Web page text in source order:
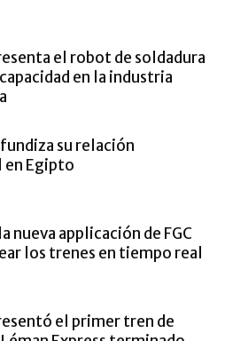
el robot de soldadura
en la industria
su relación
en Egipto
nueva applicación de FGC
los trenes en tiempo real
el primer tren de